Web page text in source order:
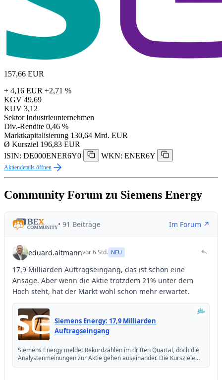
157,66 EUR
+ 4,16 EUR +2,71 %
KGV 49,69
KUV 3,12
Sektor Industrieunternehmen
Div.-Rendite 0,46 %
Marktkapitalisierung 130,64 Mrd. EUR
Ø Kursziel 196,83 EUR
ISIN: DE000ENER6Y0
WKN: ENER6Y
Aktiendetails öffnen
Community Forum zu Siemens Energy